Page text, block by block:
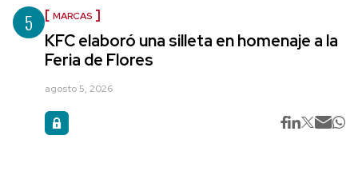
5 MARCAS
KFC elaboró una silleta en homenaje a la
Feria de Flores
agosto 5, 2026